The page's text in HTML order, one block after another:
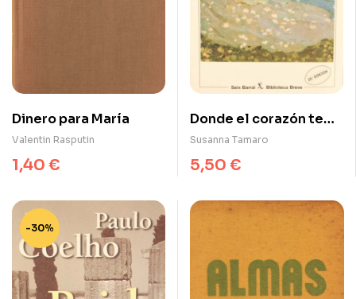
Dinero para María
Valentin Rasputin
1,40 €
Donde el corazón te
lleve
Susanna Tamaro
5,50 €
-30%